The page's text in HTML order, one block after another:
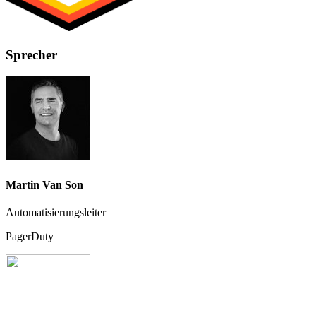
Sprecher
Martin Van Son
Automatisierungsleiter
PagerDuty